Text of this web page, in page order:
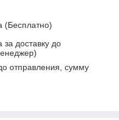
(Бесплатно)
доставку до
отправления, сумму